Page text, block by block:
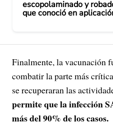
escopolaminado y
que conoció en
Finalmente, la vacunación
combatir la parte más
se recuperaran las
permite que la infección
más del 90% de los casos.